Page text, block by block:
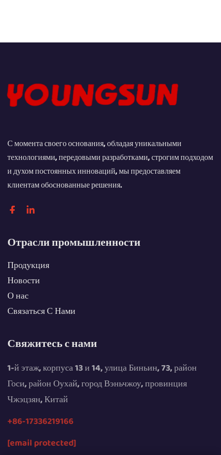
упаковки коробок
С момента своего основания, обладая уникальными
технологиями, передовыми разработками, строгим подходом
и духом постоянных инноваций, мы предоставляем
клиентам обоснованные решения.
Отрасли промышленности
Продукция
Новости
О нас
Связаться С Нами
Свяжитесь с нами
1-й этаж, корпуса 13 и 14, улица Биньин, 73, район
Госи, район Оухай, город Вэньчжоу, провинция
Чжэцзян, Китай
+86-17336219166
[email protected]